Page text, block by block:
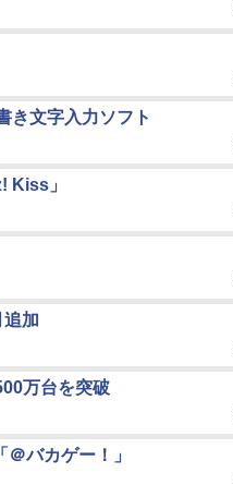
き文字入力ソフト
Kiss」
追加
万台を突破
バカゲー！」